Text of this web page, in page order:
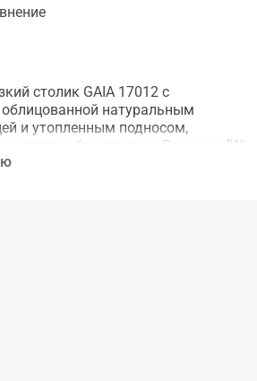
столик GAIA 17012 с
натуральным
и утопленным подносом,
без отделки. Размеры [W
x 450